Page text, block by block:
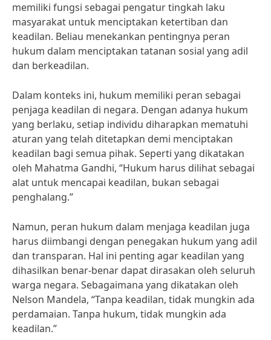
memiliki fungsi sebagai pengatur tingkah laku
masyarakat untuk menciptakan ketertiban dan
keadilan. Beliau menekankan pentingnya peran
hukum dalam menciptakan tatanan sosial yang adil
dan berkeadilan.
Dalam konteks ini, hukum memiliki peran sebagai
penjaga keadilan di negara. Dengan adanya hukum
yang berlaku, setiap individu diharapkan mematuhi
aturan yang telah ditetapkan demi menciptakan
keadilan bagi semua pihak. Seperti yang dikatakan
oleh Mahatma Gandhi, “Hukum harus dilihat sebagai
alat untuk mencapai keadilan, bukan sebagai
penghalang.”
Namun, peran hukum dalam menjaga keadilan juga
harus diimbangi dengan penegakan hukum yang adil
dan transparan. Hal ini penting agar keadilan yang
dihasilkan benar-benar dapat dirasakan oleh seluruh
warga negara. Sebagaimana yang dikatakan oleh
Nelson Mandela, “Tanpa keadilan, tidak mungkin ada
perdamaian. Tanpa hukum, tidak mungkin ada
keadilan.”